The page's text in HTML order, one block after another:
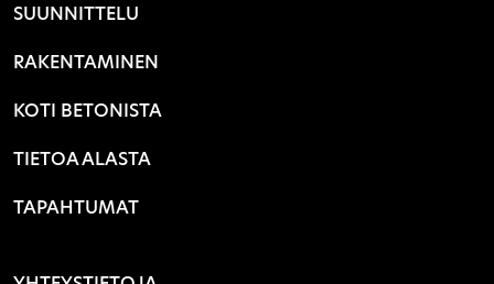
SUUNNITTELU
RAKENTAMINEN
KOTI BETONISTA
TIETOA ALASTA
TAPAHTUMAT